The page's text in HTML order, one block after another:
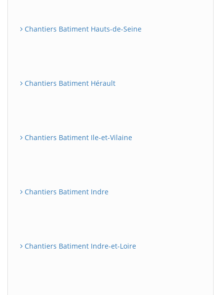
Chantiers Batiment Hauts-de-Seine
Chantiers Batiment Hérault
Chantiers Batiment Ile-et-Vilaine
Chantiers Batiment Indre
Chantiers Batiment Indre-et-Loire